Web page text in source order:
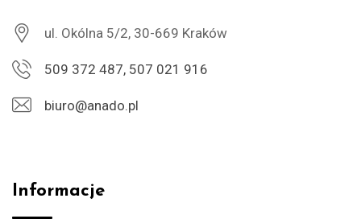
ul. Okólna 5/2, 30-669 Kraków
509 372 487, 507 021 916
biuro@anado.pl
Informacje